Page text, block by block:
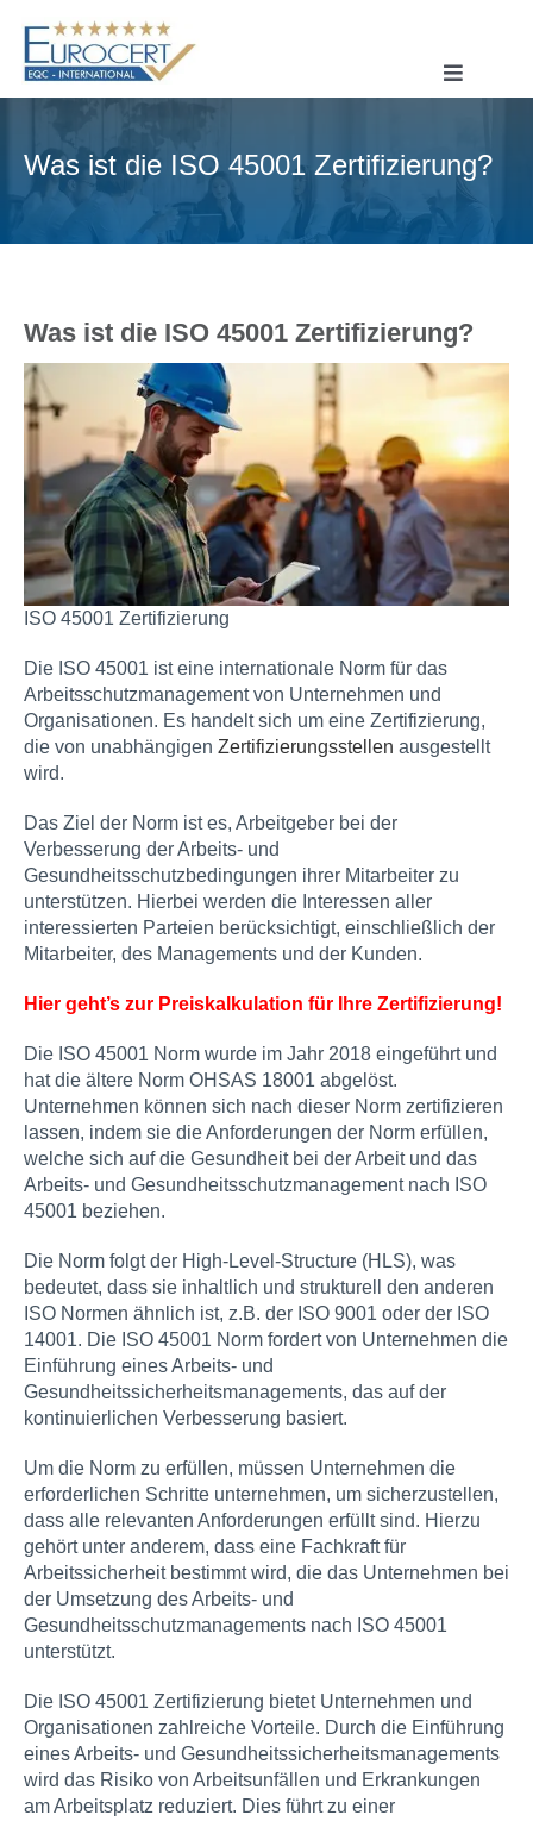
content
Toggle
ÜBER UNS
ISO-ZERTIFIZIERUNG
PRODUKTZERTIFIZIERUNG
KONTAKT
Was ist die ISO 45001 Zertifizierung?
Was ist die ISO 45001 Zertifizierung?
ISO 45001 Zertifizierung
Die ISO 45001 ist eine internationale Norm für das
Arbeitsschutzmanagement von Unternehmen und
Organisationen. Es handelt sich um eine Zertifizierung,
die von unabhängigen Zertifizierungsstellen ausgestellt
wird.
Das Ziel der Norm ist es, Arbeitgeber bei der
Verbesserung der Arbeits- und
Gesundheitsschutzbedingungen ihrer Mitarbeiter zu
unterstützen. Hierbei werden die Interessen aller
interessierten Parteien berücksichtigt, einschließlich der
Mitarbeiter, des Managements und der Kunden.
Hier geht’s zur Preiskalkulation für Ihre Zertifizierung!
Die ISO 45001 Norm wurde im Jahr 2018 eingeführt und
hat die ältere Norm OHSAS 18001 abgelöst.
Unternehmen können sich nach dieser Norm zertifizieren
lassen, indem sie die Anforderungen der Norm erfüllen,
welche sich auf die Gesundheit bei der Arbeit und das
Arbeits- und Gesundheitsschutzmanagement nach ISO
45001 beziehen.
Die Norm folgt der High-Level-Structure (HLS), was
bedeutet, dass sie inhaltlich und strukturell den anderen
ISO Normen ähnlich ist, z.B. der ISO 9001 oder der ISO
14001. Die ISO 45001 Norm fordert von Unternehmen die
Einführung eines Arbeits- und
Gesundheitssicherheitsmanagements, das auf der
kontinuierlichen Verbesserung basiert.
Um die Norm zu erfüllen, müssen Unternehmen die
erforderlichen Schritte unternehmen, um sicherzustellen,
dass alle relevanten Anforderungen erfüllt sind. Hierzu
gehört unter anderem, dass eine Fachkraft für
Arbeitssicherheit bestimmt wird, die das Unternehmen bei
der Umsetzung des Arbeits- und
Gesundheitsschutzmanagements nach ISO 45001
unterstützt.
Die ISO 45001 Zertifizierung bietet Unternehmen und
Organisationen zahlreiche Vorteile. Durch die Einführung
eines Arbeits- und Gesundheitssicherheitsmanagements
wird das Risiko von Arbeitsunfällen und Erkrankungen
am Arbeitsplatz reduziert. Dies führt zu einer